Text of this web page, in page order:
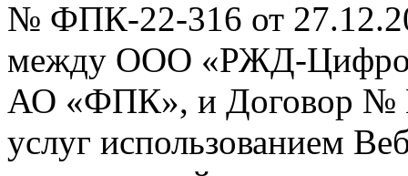
№ ФПК-22-316 от
между ООО «РЖД-
АО «ФПК», и Договор №
услуг использованием